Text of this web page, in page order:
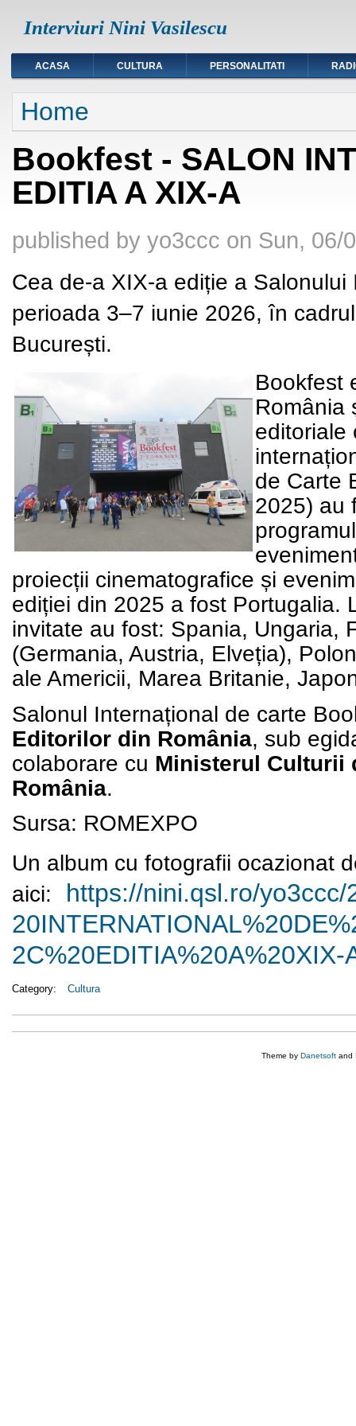
Interviuri Nini Vasilescu
ACASA CULTURA PERSONALITATI
You are here
Home
Bookfest - SALON
EDITIA A XIX-A
published by yo3ccc on Sun, 06/
Cea de-a XIX-a ediție a
perioada 3–7 iunie 2026, în
București.
Bookfest
România
editoriale
de Carte
2025) au
proiecții cinematografice și
ediției din 2025 a fost Portugalia.
invitate au fost: Spania, Ungaria,
(Germania, Austria, Elveția),
ale Americii, Marea Britanie,
Salonul Internațional de carte
Editorilor din România, sub
colaborare cu Ministerul Culturii
România.
Sursa: ROMEXPO
Un album cu fotografii ocazionat
aici:
https://nini.qsl.ro/yo3ccc/
2C%20EDITIA%20A%20XIX-
Category: Cultura
Theme by Danetsoft and